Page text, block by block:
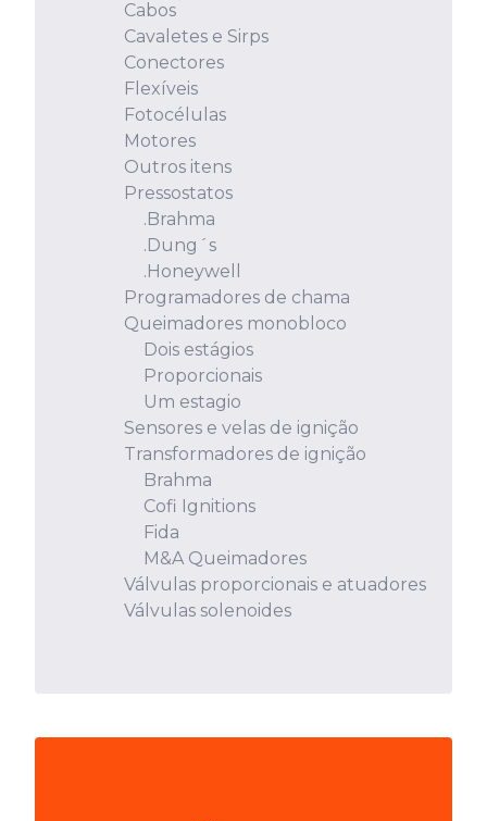
Cabos
Cavaletes e Sirps
Conectores
Flexíveis
Fotocélulas
Motores
Outros itens
Pressostatos
.Brahma
.Dung´s
.Honeywell
Programadores de chama
Queimadores monobloco
Dois estágios
Proporcionais
Um estagio
Sensores e velas de ignição
Transformadores de ignição
Brahma
Cofi Ignitions
Fida
M&A Queimadores
Válvulas proporcionais e atuadores
Válvulas solenoides